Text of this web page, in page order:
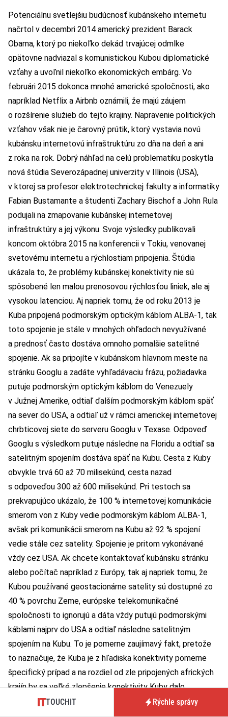
Potenciálnu svetlejšiu budúcnosť kubánskeho internetu
načrtol v decembri 2014 americký prezident Barack
Obama, ktorý po niekoľko dekád trvajúcej odmlke
opätovne nadviazal s komunistickou Kubou diplomatické
vzťahy a uvoľnil niekoľko ekonomických embárg. Vo
februári 2015 dokonca mnohé americké spoločnosti, ako
napríklad Netflix a Airbnb oznámili, že majú záujem
o rozšírenie služieb do tejto krajiny. Napravenie politických
vzťahov však nie je čarovný prútik, ktorý vystavia novú
kubánsku internetovú infraštruktúru zo dňa na deň a ani
z roka na rok. Dobrý náhľad na celú problematiku poskytla
nová štúdia Severozápadnej univerzity v Illinois (USA),
v ktorej sa profesor elektrotechnickej fakulty a informatiky
Fabian Bustamante a študenti Zachary Bischof a John Rula
podujali na zmapovanie kubánskej internetovej
infraštruktúry a jej výkonu. Svoje výsledky publikovali
koncom októbra 2015 na konferencii v Tokiu, venovanej
svetovému internetu a rýchlostiam pripojenia. Štúdia
ukázala to, že problémy kubánskej konektivity nie sú
spôsobené len malou prenosovou rýchlosťou liniek, ale aj
vysokou latenciou. Aj napriek tomu, že od roku 2013 je
Kuba pripojená podmorským optickým káblom ALBA-1, tak
toto spojenie je stále v mnohých ohľadoch nevyužívané
a prednosť často dostáva omnoho pomalšie satelitné
spojenie. Ak sa pripojíte v kubánskom hlavnom meste na
stránku Googlu a zadáte vyhľadávaciu frázu, požiadavka
putuje podmorským optickým káblom do Venezuely
v Južnej Amerike, odtiaľ ďalším podmorským káblom späť
na sever do USA, a odtiaľ už v rámci americkej internetovej
chrbticovej siete do serveru Googlu v Texase. Odpoveď
Googlu s výsledkom putuje následne na Floridu a odtiaľ sa
satelitným spojením dostáva späť na Kubu. Cesta z Kuby
obvykle trvá 60 až 70 milisekúnd, cesta nazad
s odpoveďou 300 až 600 milisekúnd. Pri testoch sa
prekvapujúco ukázalo, že 100 % internetovej komunikácie
smerom von z Kuby vedie podmorským káblom ALBA-1,
avšak pri komunikácii smerom na Kubu až 92 % spojení
vedie stále cez satelity. Spojenie je pritom vykonávané
vždy cez USA. Ak chcete kontaktovať kubánsku stránku
alebo počítač napríklad z Európy, tak aj napriek tomu, že
Kubou používané geostacionárne satelity sú dostupné zo
40 % povrchu Zeme, európske telekomunikačné
spoločnosti to ignorujú a dáta vždy putujú podmorskými
káblami najprv do USA a odtiaľ následne satelitným
spojením na Kubu. To je pomerne zaujímavý fakt, pretože
to naznačuje, že Kuba je z hľadiska konektivity pomerne
špecifický prípad a na rozdiel od zle pripojených afrických
krajín by sa veľké zlepšenie konektivity Kuby dalo
dosiahnuť len samotným zlepšením routovania. Pri testoch
TOUCHIT Rýchle správy